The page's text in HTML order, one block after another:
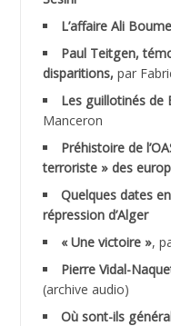
ADALMI
ADANE Ramdane *
ADDAD
ADDALA Boualem*
ADDANE
ADDECHE Rachid
L’affaire Ali
Paul Teitgen,
disparitions, par
Les guillotinés de
Manceron
Préhistoire de
terroriste » des
Quelques dates
répression d’Alger
« Une victoire »,
Pierre Vidal-
(archive audio)
Où sont-ils